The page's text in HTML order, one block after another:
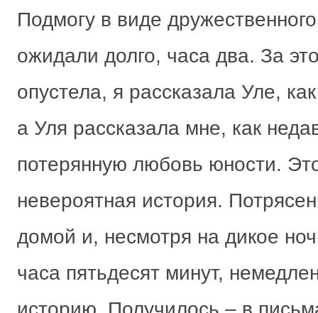
Подмогу в виде
ожидали долго, часа два. За
опустела, я рассказала Уле,
а Уля рассказала мне, как
потерянную любовь юности.
невероятная история.
домой и, несмотря на дикое
часа пятьдесят минут,
историю. Получилось – в